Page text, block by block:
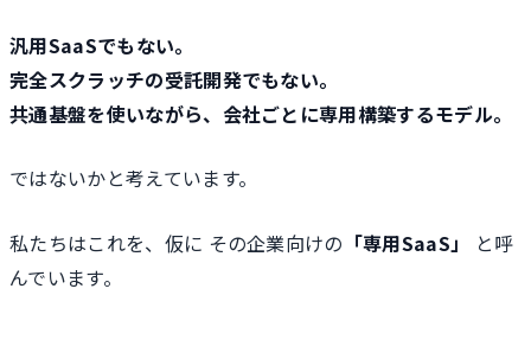
汎用SaaSでもない。
完全スクラッチの受託開発でもない。
共通基盤を使いながら、会社ごとに専用構築するモデル。
ではないかと考えています。
私たちはこれを、仮に その企業向けの 「専用SaaS」
と呼
んでいます。